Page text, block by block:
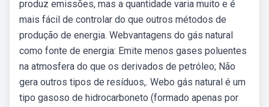
produz emissões, mas a quantidade varia muito e é
mais fácil de controlar do que outros métodos de
produção de energia. Webvantagens do gás natural
como fonte de energia: Emite menos gases poluentes
na atmosfera do que os derivados de petróleo; Não
gera outros tipos de resíduos,. Webo gás natural é um
tipo gasoso de hidrocarboneto (formado apenas por